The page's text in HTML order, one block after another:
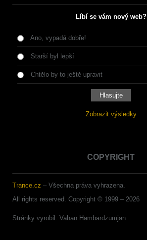
Líbí se vám nový web?
Ano, vypadá dobře!
Starší byl lepší
Chtělo by to ještě upravit
Zobrazit výsledky
COPYRIGHT
Trance.cz – Všechna práva vyhrazena.
All rights reserved. Copyright © 1999 – 2026
Stránky vyrobil: Vahan Hambardzumjan